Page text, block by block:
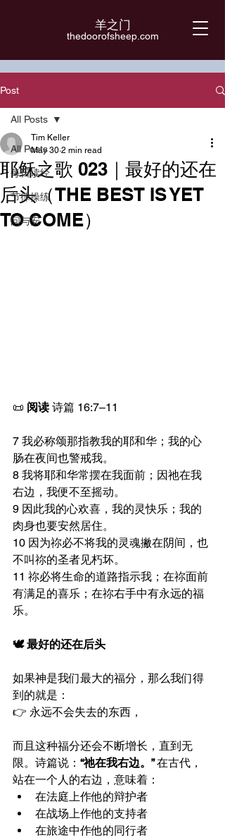
羊之门
​thedoorofsheep.com
Post
All Posts
每日读经
节律操练
问与安
All Posts
耶稣之歌 023｜最好的还在
后头（THE BEST IS YET
TO COME）
Tim Keller
May 30 2 min read
📜 阅读 诗篇 16:7–11
7 我必称颂那指教我的耶和华；我的心
肠在夜间也警戒我。
8 我将耶和华常摆在我面前；因祂在我
右边，我便不至摇动。
9 因此我的心欢喜，我的灵快乐；我的
肉身也要安然居住。
10 因为祢必不将我的灵魂撇在阴间，也
不叫祢的圣者见朽坏。
11 祢必将生命的道路指示我；在祢面前
有满足的喜乐；在祢右手中有永远的福
乐。
🕊️ 最好的还在后头
如果神是我们最大的福分，那么我们得
到的就是：
👉 永远不会失去的东西，
而且这种福分还会不断增长，直到无
限。诗篇说： “祂在我右边。” 在古代，
站在一个人的右边，意味着：
在法庭上作他的辩护者
在战场上作他的支持者
在旅途中作他的同行者